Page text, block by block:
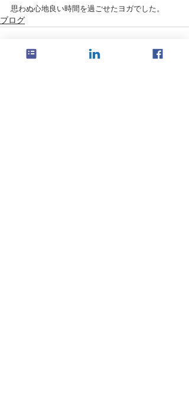
思わぬ心地良い時間を過ごせたヨガでした。
ブログ